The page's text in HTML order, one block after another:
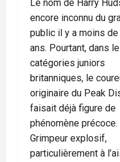
Le nom de Harry
encore inconnu du
public il y a moins
ans. Pourtant, dans
catégories juniors
britanniques, le
originaire du Peak
faisait déjà figure de
phénomène précoce.
Grimpeur explosif,
particulièrement à